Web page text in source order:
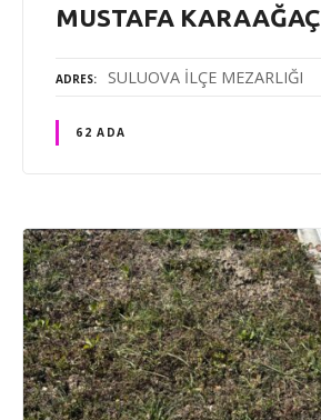
MUSTAFA KARAAĞAÇ
ADRES SULUOVA İLÇE MEZARLIĞI
62 ADA